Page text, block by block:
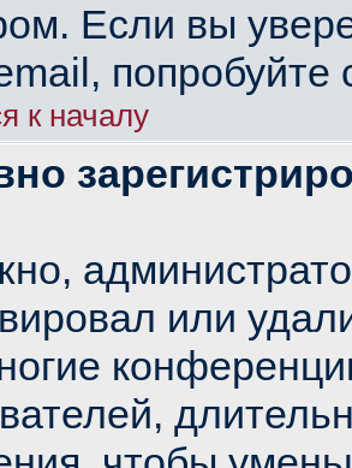
Если вы
попробуйте
к началу
или